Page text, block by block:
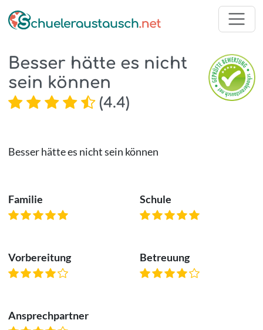
Besser hätte es nicht
sein können
(4.4)
Besser hätte es nicht sein können
Familie Schule
Vorbereitung Betreuung
Ansprechpartner